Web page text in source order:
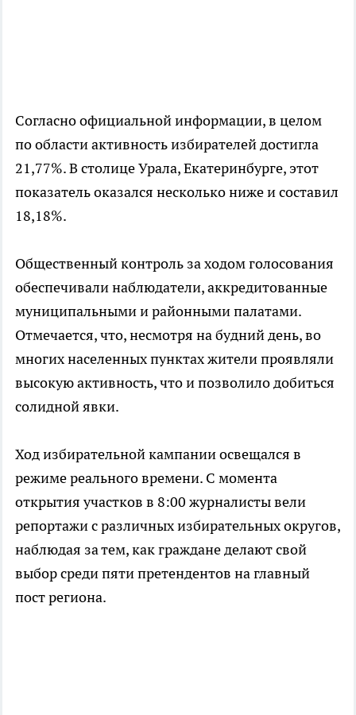
Согласно официальной информации, в целом
по области активность избирателей достигла
21,77%. В столице Урала, Екатеринбурге, этот
показатель оказался несколько ниже и составил
18,18%.
Общественный контроль за ходом голосования
обеспечивали наблюдатели, аккредитованные
муниципальными и районными палатами.
Отмечается, что, несмотря на будний день, во
многих населенных пунктах жители проявляли
высокую активность, что и позволило добиться
солидной явки.
Ход избирательной кампании освещался в
режиме реального времени. С момента
открытия участков в 8:00 журналисты вели
репортажи с различных избирательных округов,
наблюдая за тем, как граждане делают свой
выбор среди пяти претендентов на главный
пост региона.